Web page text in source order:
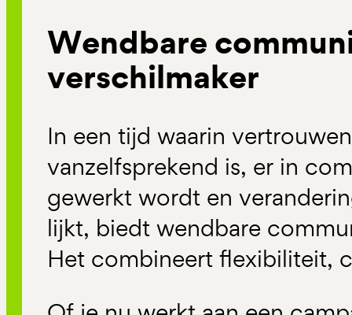
Wendbare
verschilmaker
In een tijd waarin
vanzelfsprekend is, er in
gewerkt wordt en
lijkt, biedt wendbare
Het combineert flexibiliteit,